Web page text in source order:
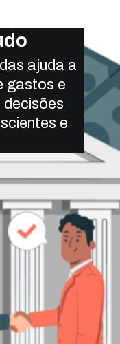
ajuda a
gastos e
e